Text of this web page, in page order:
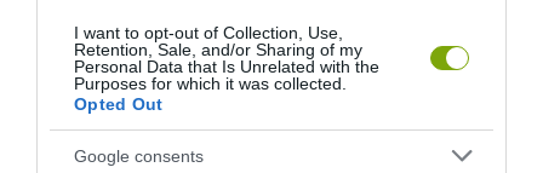
I want to opt-out of Collection, Use,
Retention, Sale, and/or Sharing of my
Personal Data that Is Unrelated with the
Purposes for which it was collected.
Opted Out
Google consents
A TUDÓSOK 262 ÚJ FAJT
ÖTVEN ÉVIG ROSSZ NÉVEN